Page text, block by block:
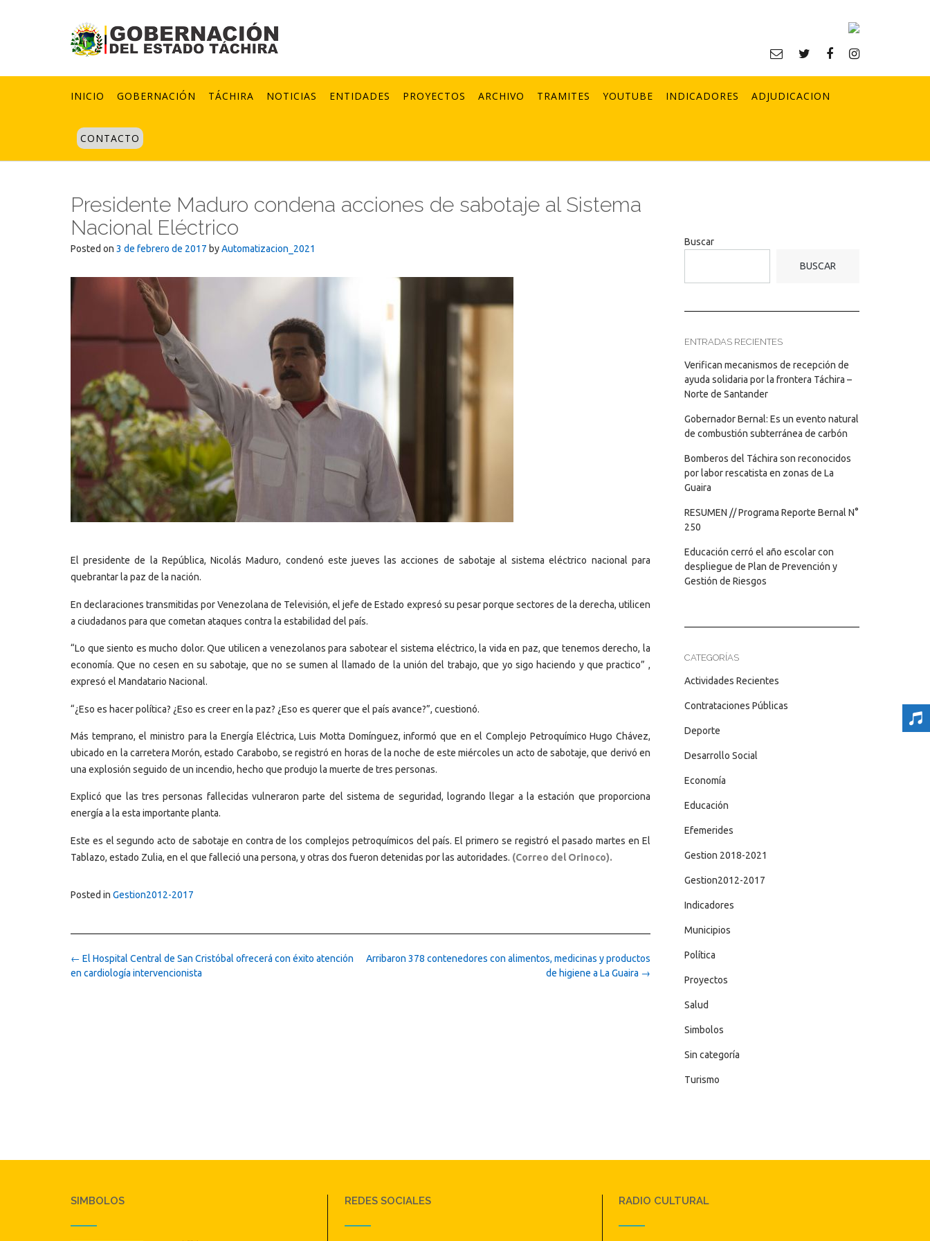
INICIO GOBERNACIÓN TÁCHIRA NOTICIAS ENTIDADES PROYECTOS ARCHIVO TRAMITES YOUTUBE INDICADORES ADJUDICACION
CONTACTO
Presidente Maduro condena acciones de sabotaje al Sistema
Nacional Eléctrico
Posted on 3 de febrero de 2017 byAutomatizacion_2021
El presidente de la República, Nicolás Maduro, condenó este jueves las acciones de sabotaje al sistema eléctrico nacional para
quebrantar la paz de la nación.
En declaraciones transmitidas por Venezolana de Televisión, el jefe de Estado expresó su pesar porque sectores de la derecha, utilicen
a ciudadanos para que cometan ataques contra la estabilidad del país.
“Lo que siento es mucho dolor. Que utilicen a venezolanos para sabotear el sistema eléctrico, la vida en paz, que tenemos derecho, la
economía. Que no cesen en su sabotaje, que no se sumen al llamado de la unión del trabajo, que yo sigo haciendo y que practico” ,
expresó el Mandatario Nacional.
“¿Eso es hacer política? ¿Eso es creer en la paz? ¿Eso es querer que el país avance?”, cuestionó.
Más temprano, el ministro para la Energía Eléctrica, Luis Motta Domínguez, informó que en el Complejo Petroquímico Hugo Chávez,
ubicado en la carretera Morón, estado Carabobo, se registró en horas de la noche de este miércoles un acto de sabotaje, que derivó en
una explosión seguido de un incendio, hecho que produjo la muerte de tres personas.
Explicó que las tres personas fallecidas vulneraron parte del sistema de seguridad, logrando llegar a la estación que proporciona
energía a la esta importante planta.
Este es el segundo acto de sabotaje en contra de los complejos petroquímicos del país. El primero se registró el pasado martes en El
Tablazo, estado Zulia, en el que falleció una persona, y otras dos fueron detenidas por las autoridades. (Correo del Orinoco).
Posted in Gestion2012-2017
Post
navigation
Arribaron 378 contenedores con alimentos, medicinas y productos
de higiene a La Guaira →
← El Hospital Central de San Cristóbal ofrecerá con éxito atención
en cardiología intervencionista
Buscar
BUSCAR
ENTRADAS RECIENTES
Verifican mecanismos de recepción de
ayuda solidaria por la frontera Táchira –
Norte de Santander
Gobernador Bernal: Es un evento natural
de combustión subterránea de carbón
Bomberos del Táchira son reconocidos
por labor rescatista en zonas de La
Guaira
RESUMEN // Programa Reporte Bernal N°
250
Educación cerró el año escolar con
despliegue de Plan de Prevención y
Gestión de Riesgos
CATEGORÍAS
Actividades Recientes
Contrataciones Públicas
Deporte
Desarrollo Social
Economía
Educación
Efemerides
Gestion 2018-2021
Gestion2012-2017
Indicadores
Municipios
Política
Proyectos
Salud
Simbolos
Sin categoría
Turismo
SIMBOLOS REDES SOCIALES RADIO CULTURAL